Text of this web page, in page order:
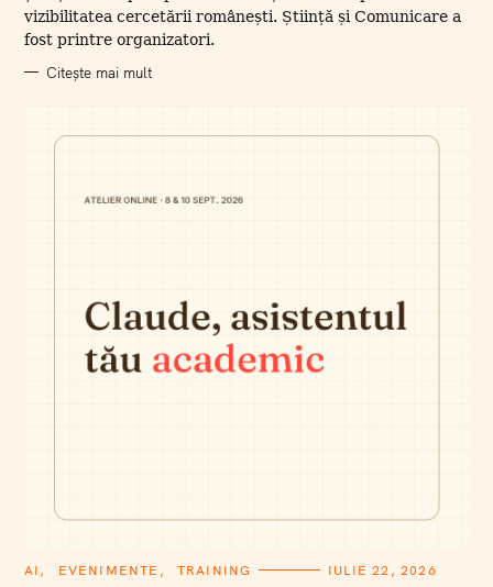
vizibilitatea cercetării românești. Știință și Comunicare a
fost printre organizatori.
Citește mai mult
C
AI EVENIMENTE TRAINING IULIE 22, 2026